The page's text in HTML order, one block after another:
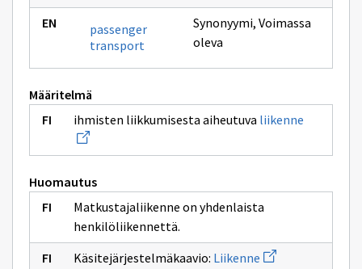
passenger
transport
Synonyymi,Voimassa
oleva
Määritelmä
ihmisten liikkumisesta aiheutuva liikenne
sivulle
Huomautus
Matkustajaliikenne on yhdenlaista
henkilöliikennettä.
Käsitejärjestelmäkaavio: Liikenne Avaa